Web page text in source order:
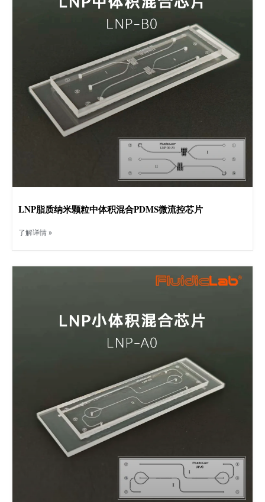
LNP脂质纳米颗粒中体积混合PDMS微流控芯片
了解详情 »